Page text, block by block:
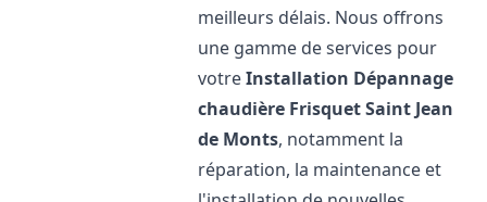
meilleurs délais. Nous offrons
une gamme de services pour
votreInstallation Dépannage
chaudière FrisquetSaint Jean
de Monts, notamment la
réparation, la maintenance et